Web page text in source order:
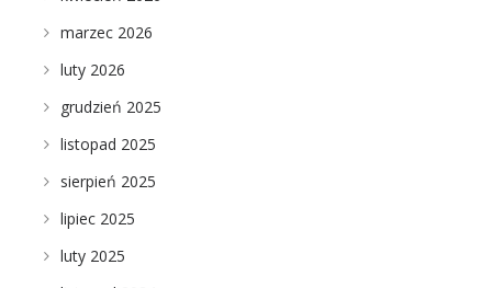
marzec 2026
luty 2026
grudzień 2025
listopad 2025
sierpień 2025
lipiec 2025
luty 2025